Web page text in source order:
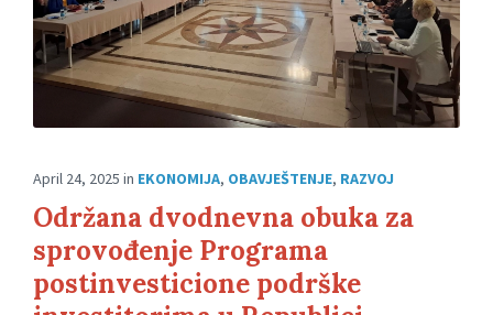
April 24, 2025 in EKONOMIJA, OBAVJEŠTENJE, RAZVOJ
Održana dvodnevna obuka za
sprovođenje Programa
postinvesticione podrške